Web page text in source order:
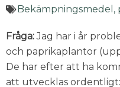
Bekämpningsmedel,
Fråga:Jag har i år
och paprikaplantor
De har efter att ha
att utvecklas